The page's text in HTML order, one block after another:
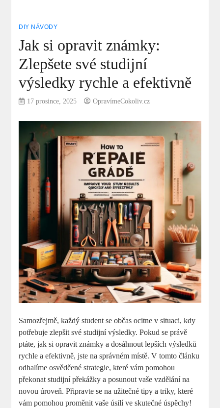
DIY NÁVODY
Jak si opravit známky:
Zlepšete své studijní
výsledky rychle a efektivně
17 prosince, 2025 OpravímeCokoliv.cz
Samozřejmě, každý student se občas ocitne v situaci, kdy
potřebuje zlepšit své studijní výsledky. Pokud se právě
ptáte, jak si opravit známky a dosáhnout lepších výsledků
rychle a efektivně, jste na správném místě. V tomto článku
odhalíme osvědčené strategie, které vám pomohou
překonat studijní překážky a posunout vaše vzdělání na
novou úroveň. Připravte se na užitečné tipy a triky, které
vám pomohou proměnit vaše úsilí ve skutečné úspěchy!